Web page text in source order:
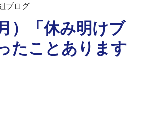
ブログ
）「休み明けブ
たことあります